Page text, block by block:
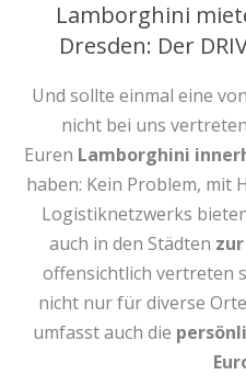
Lamborghini
Dresden: Der
Und sollte einmal eine
nicht bei uns
Euren Lamborghini
haben: Kein Problem, mit
Logistiknetzwerks
auch in den Städten
offensichtlich vertreten
nicht nur für diverse
umfasst auch die